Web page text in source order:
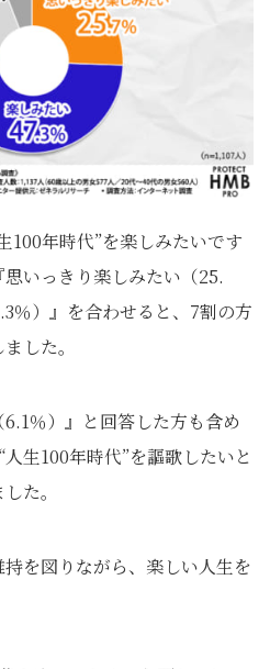
100年時代”を楽しみたいです
いっきり楽しみたい（25.
％）』を合わせると、7割の方
した。
6.1％）』と回答した方も含め
生100年時代”を謳歌したいと
た。
を図りながら、楽しい人生を